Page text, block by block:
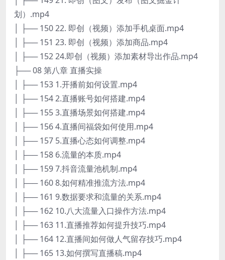
划）.mp4
│ ├── 150 22. 即创（视频）添加手机桌面.mp4
│ ├── 151 23. 即创（视频）添加商品.mp4
│ ├── 152 24.即创（视频）添加素材导出作品.mp4
├── 08 第八章 直播实操
│ ├── 153 1.开播前如何设置.mp4
│ ├── 154 2.直播账号如何搭建.mp4
│ ├── 155 3.直播场景如何搭建.mp4
│ ├── 156 4.直播间福袋如何使用.mp4
│ ├── 157 5.直播心态如何调整.mp4
│ ├── 158 6.流量的本质.mp4
│ ├── 159 7.抖音流量池机制.mp4
│ ├── 160 8.如何精准推流方法.mp4
│ ├── 161 9.数据要求和流量的关系.mp4
│ ├── 162 10.八大流量入口操作方法.mp4
│ ├── 163 11.直播推荐如何提升技巧.mp4
│ ├── 164 12.直播间如何做人气留存技巧.mp4
│ ├── 165 13.如何撰写直播稿.mp4